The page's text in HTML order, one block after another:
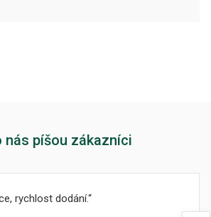
nás píšou zákazníci
rychlost dodání.